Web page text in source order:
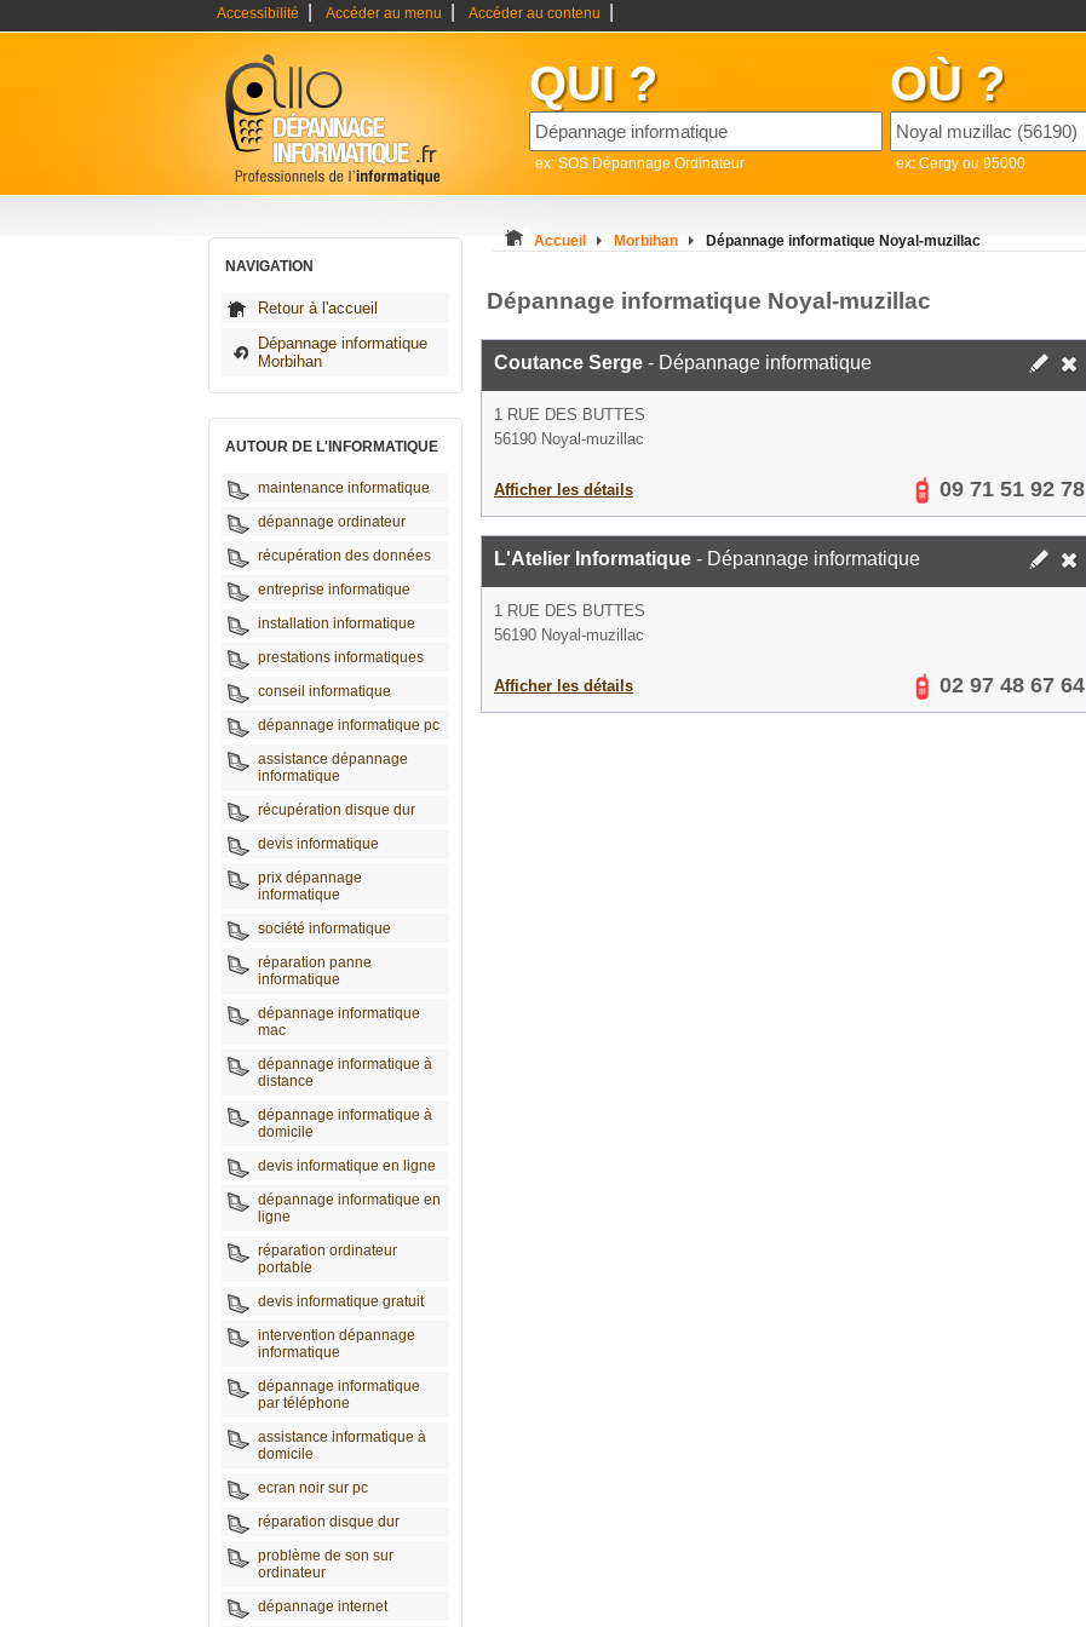
Accessibilité Accéder au menu Accéder au contenu
QUI ?
ex: SOS Dépannage Ordinateur
OÙ ?
ex: Cergy ou 95000
NAVIGATION
Retour à l'accueil
Dépannage informatique
Morbihan
AUTOUR DE L'INFORMATIQUE
maintenance informatique
dépannage ordinateur
récupération des données
entreprise informatique
installation informatique
prestations informatiques
conseil informatique
dépannage informatique pc
assistance dépannage
informatique
récupération disque dur
devis informatique
prix dépannage
informatique
société informatique
réparation panne
informatique
dépannage informatique
mac
dépannage informatique à
distance
dépannage informatique à
domicile
devis informatique en ligne
dépannage informatique en
ligne
réparation ordinateur
portable
devis informatique gratuit
intervention dépannage
informatique
dépannage informatique
par téléphone
assistance informatique à
domicile
ecran noir sur pc
réparation disque dur
problème de son sur
ordinateur
dépannage internet
Accueil Morbihan Dépannage informatique Noyal-muzillac
Dépannage informatique Noyal-muzillac
Coutance Serge - Dépannage informatique
1 RUE DES BUTTES
56190 Noyal-muzillac
Afficher les détails 09 71 51 92 78
L'Atelier Informatique - Dépannage informatique
1 RUE DES BUTTES
56190 Noyal-muzillac
Afficher les détails 02 97 48 67 64